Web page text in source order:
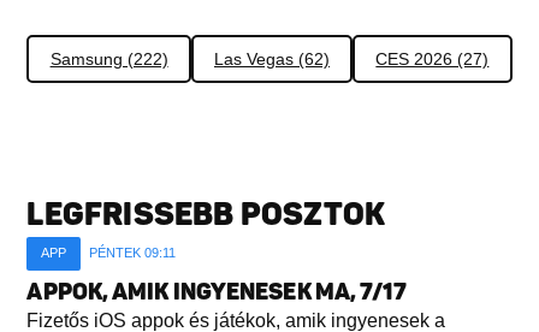
Samsung (222) Las Vegas (62) CES 2026 (27)
LEGFRISSEBB POSZTOK
APP PÉNTEK 09:11
APPOK, AMIK INGYENESEK MA, 7/17
Fizetős iOS appok és játékok, amik ingyenesek a